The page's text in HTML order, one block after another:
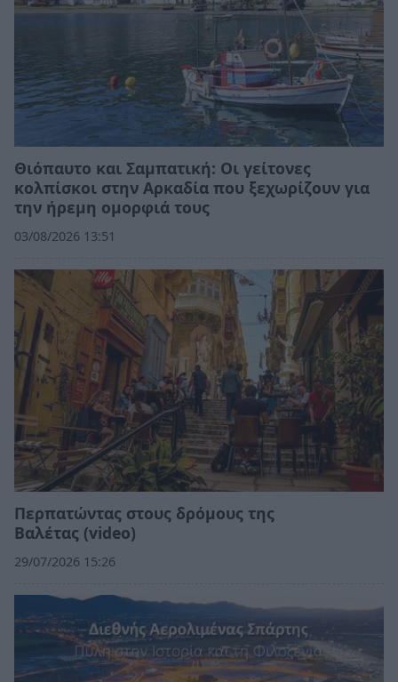
Θιόπαυτο και Σαμπατική: Οι γείτονες
κολπίσκοι στην Αρκαδία που ξεχωρίζουν για
την ήρεμη ομορφιά τους
03/08/2026 13:51
Περπατώντας στους δρόμους της
Βαλέτας (video)
29/07/2026 15:26